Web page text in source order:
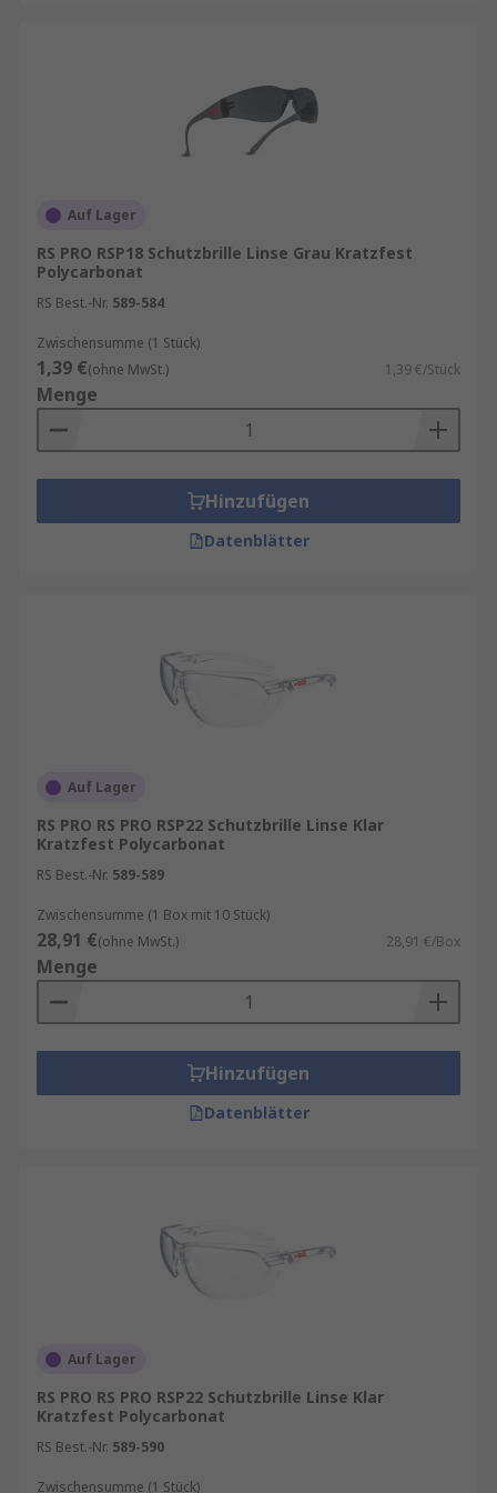
Infrarotstrahlen, sichtbaren Lichtquellen,
Stahlwerken, chirurgischen Eingriffen und
Schweißarbeiten. Der Standard ist
Linse gekennzeichnet.
Chemisches Risiko: Schutz vor Chemikalien,
gefährlichen Flüssigkeiten, Aerosolen, Gasen,
giftigem Staub und anderen in der Luft
befindlichen Verunreinigungen. Die
Standardkennzeichnung 3, 4 oder 5 muss auf dem
Brillengestell angegeben werden.
Auf Lager
RS PRO RSP18 Schutzbrille Linse Grau Kratzfest
Polycarbonat
RS Best.-Nr. 589-584
Zwischensumme (1 Stück)
1,39 €(ohne MwSt.) 1,39 €/Stück
Menge
Hinzufügen
Datenblätter
Auf Lager
RS PRO RS PRO RSP22 Schutzbrille Linse Klar
Kratzfest Polycarbonat
RS Best.-Nr. 589-589
Zwischensumme (1 Box mit 10 Stück)
28,91 €(ohne MwSt.) 28,91 €/Box
Menge
Hinzufügen
Datenblätter
Auf Lager
RS PRO RS PRO RSP22 Schutzbrille Linse Klar
Kratzfest Polycarbonat
RS Best.-Nr. 589-590
Zwischensumme (1 Stück)